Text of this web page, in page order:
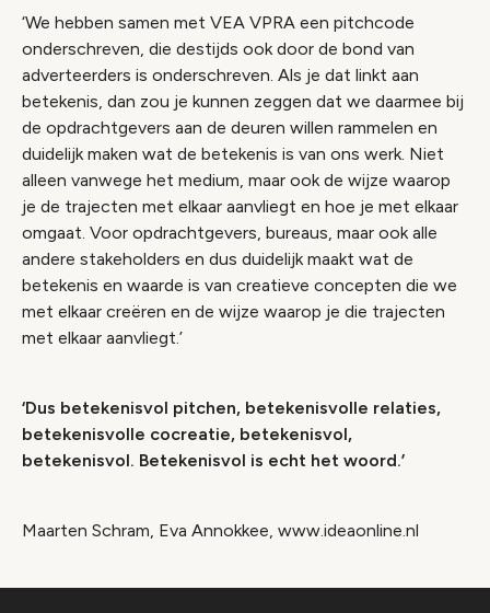
‘We hebben samen met VEA VPRA een pitchcode
onderschreven, die destijds ook door de bond van
adverteerders is onderschreven. Als je dat linkt aan
betekenis, dan zou je kunnen zeggen dat we daarmee bij
de opdrachtgevers aan de deuren willen rammelen en
duidelijk maken wat de betekenis is van ons werk. Niet
alleen vanwege het medium, maar ook de wijze waarop
je de trajecten met elkaar aanvliegt en hoe je met elkaar
omgaat. Voor opdrachtgevers, bureaus, maar ook alle
andere stakeholders en dus duidelijk maakt wat de
betekenis en waarde is van creatieve concepten die we
met elkaar creëren en de wijze waarop je die trajecten
met elkaar aanvliegt.’
‘Dus betekenisvol pitchen, betekenisvolle relaties,
betekenisvolle cocreatie, betekenisvol,
betekenisvol. Betekenisvol is echt het woord.’
Maarten Schram, Eva Annokkee, www.ideaonline.nl